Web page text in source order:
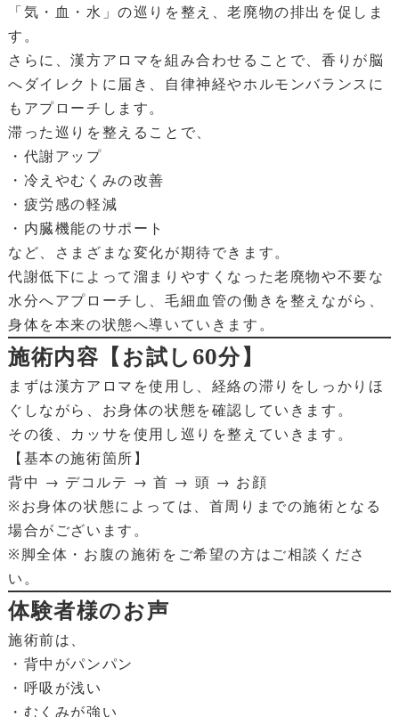
「気・血・水」の巡りを整え、老廃物の排出を促しま
す。
さらに、漢方アロマを組み合わせることで、香りが脳
へダイレクトに届き、自律神経やホルモンバランスに
もアプローチします。
滞った巡りを整えることで、
・代謝アップ
・冷えやむくみの改善
・疲労感の軽減
・内臓機能のサポート
など、さまざまな変化が期待できます。
代謝低下によって溜まりやすくなった老廃物や不要な
水分へアプローチし、毛細血管の働きを整えながら、
身体を本来の状態へ導いていきます。
施術内容【お試し60分】
まずは漢方アロマを使用し、経絡の滞りをしっかりほ
ぐしながら、お身体の状態を確認していきます。
その後、カッサを使用し巡りを整えていきます。
【基本の施術箇所】
背中 → デコルテ → 首 → 頭 → お顔
※お身体の状態によっては、首周りまでの施術となる
場合がございます。
※脚全体・お腹の施術をご希望の方はご相談くださ
い。
体験者様のお声
施術前は、
・背中がパンパン
・呼吸が浅い
・むくみが強い